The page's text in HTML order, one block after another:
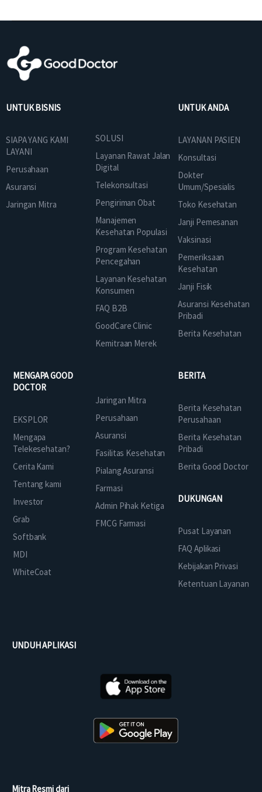
UNTUK BISNIS
SIAPA YANG KAMI
LAYANI
Perusahaan
Asuransi
Jaringan Mitra
SOLUSI
Layanan Rawat Jalan
Digital
Telekonsultasi
Pengiriman Obat
Manajemen
Kesehatan Populasi
Program Kesehatan
Pencegahan
Layanan Kesehatan
Konsumen
FAQ B2B
GoodCare Clinic
Kemitraan Merek
UNTUK ANDA
LAYANAN PASIEN
Konsultasi
Dokter
Umum/Spesialis
Toko Kesehatan
Janji Pemesanan
Vaksinasi
Pemeriksaan
Kesehatan
Janji Fisik
Asuransi Kesehatan
Pribadi
Berita Kesehatan
MENGAPA GOOD
DOCTOR
EKSPLOR
Mengapa
Telekesehatan?
Cerita Kami
Tentang kami
Investor
Grab
Softbank
MDI
WhiteCoat
Jaringan Mitra
Perusahaan
Asuransi
Fasilitas Kesehatan
Pialang Asuransi
Farmasi
Admin Pihak Ketiga
FMCG Farmasi
BERITA
Berita Kesehatan
Perusahaan
Berita Kesehatan
Pribadi
Berita Good Doctor
DUKUNGAN
Pusat Layanan
FAQ Aplikasi
Kebijakan Privasi
Ketentuan Layanan
UNDUH APLIKASI
Mitra Resmi dari